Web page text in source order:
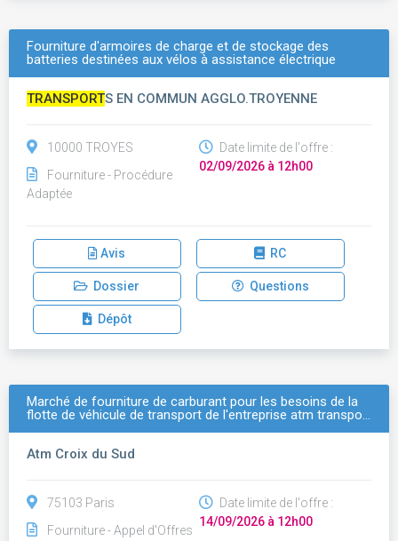
Fourniture d'armoires de charge et de stockage des
batteries destinées aux vélos à assistance électrique
TRANSPORTS EN COMMUN AGGLO.TROYENNE
10000 TROYES
Fourniture - Procédure
Adaptée
Date limite de l'offre :
02/09/2026 à 12h00
Avis RC
Dossier Questions
Dépôt
Marché de fourniture de carburant pour les besoins de la
flotte de véhicule de transport de l'entreprise atm transpo…
Atm Croix du Sud
75103 Paris
Fourniture - Appel d'Offres
Date limite de l'offre :
14/09/2026 à 12h00